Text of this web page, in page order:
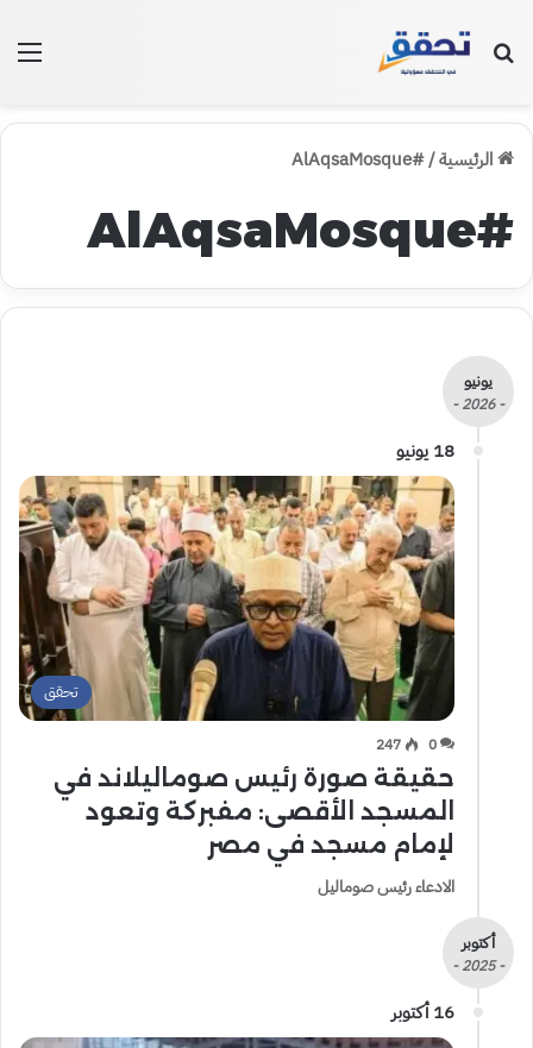
بحث عن
الرئيسية/
#AlAqsaMosque
#AlAqsaMosque
يونيو
- 2026 -
18 يونيو
تحقق
0
247
حقيقة صورة رئيس صوماليلاند في
المسجد الأقصى: مفبركة وتعود
لإمام مسجد في مصر
الادعاء رئيس صوماليل
أكتوبر
- 2025 -
16 أكتوبر